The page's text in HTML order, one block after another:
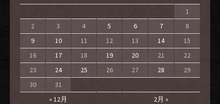
« 12月 2月 »
1
2
3 4 5 6 7
8
9
10 11 12 13 14
15
16
17 18 19 20 21
22
23
24 25 26 27 28
29
30
31